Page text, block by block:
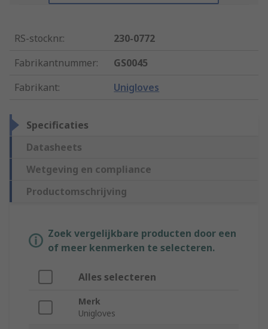
RS-stocknr.:
230-0772
Fabrikantnummer:
GS0045
Fabrikant: Unigloves
Specificaties
Datasheets
Wetgeving en compliance
Productomschrijving
Zoek vergelijkbare producten door een
of meer kenmerken te selecteren.
Alles selecteren
Merk
Unigloves